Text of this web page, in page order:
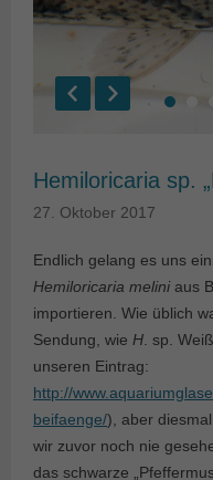
Hemiloricaria sp.
27. Oktober 2017
Endlich gelang es uns
Hemiloricaria meliniaus
importieren. Wie üblich
Sendung, wie H . sp.
unseren Eintrag:
http://
beifaenge/), aber
wir zuvor noch nie
das schwarze